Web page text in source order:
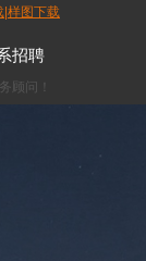
|样图下载
招聘
顾问！